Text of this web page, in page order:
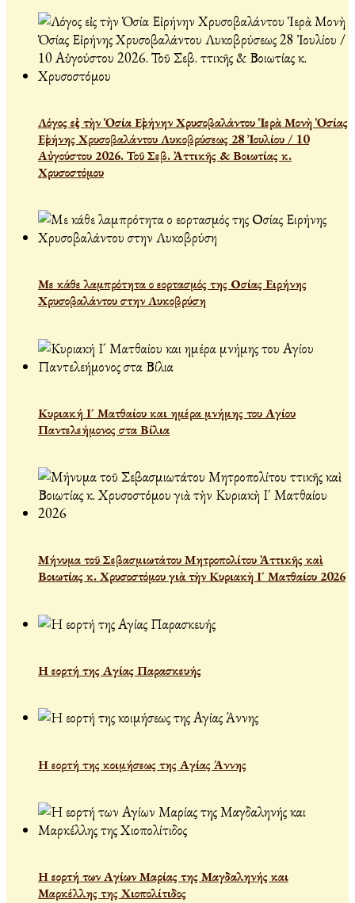
Λόγος εἰς τὴν Ὁσία Εἰρήνην Χρυσοβαλάντου Ἱερὰ Μονὴ Ὁσίας
Εἰρήνης Χρυσοβαλάντου Λυκοβρύσεως 28 Ἰουλίου / 10
Αὐγούστου 2026. Τοῦ Σεβ. Ἀττικῆς & Βοιωτίας κ.
Χρυσοστόμου
Με κάθε λαμπρότητα ο εορτασμός της Οσίας Ειρήνης
Χρυσοβαλάντου στην Λυκοβρύση
Κυριακή Ι´ Ματθαίου και ημέρα μνήμης του Αγίου
Παντελεήμονος στα Βίλια
Μήνυμα τοῦ Σεβασμιωτάτου Μητροπολίτου Ἀττικῆς καὶ
Βοιωτίας κ. Χρυσοστόμου γιὰ τὴν Κυριακὴ Ι´ Ματθαίου 2026
Η εορτή της Αγίας Παρασκευής
Η εορτή της κοιμήσεως της Αγίας Άννης
Η εορτή των Αγίων Μαρίας της Μαγδαληνής και
Μαρκέλλης της Χιοπολίτιδος